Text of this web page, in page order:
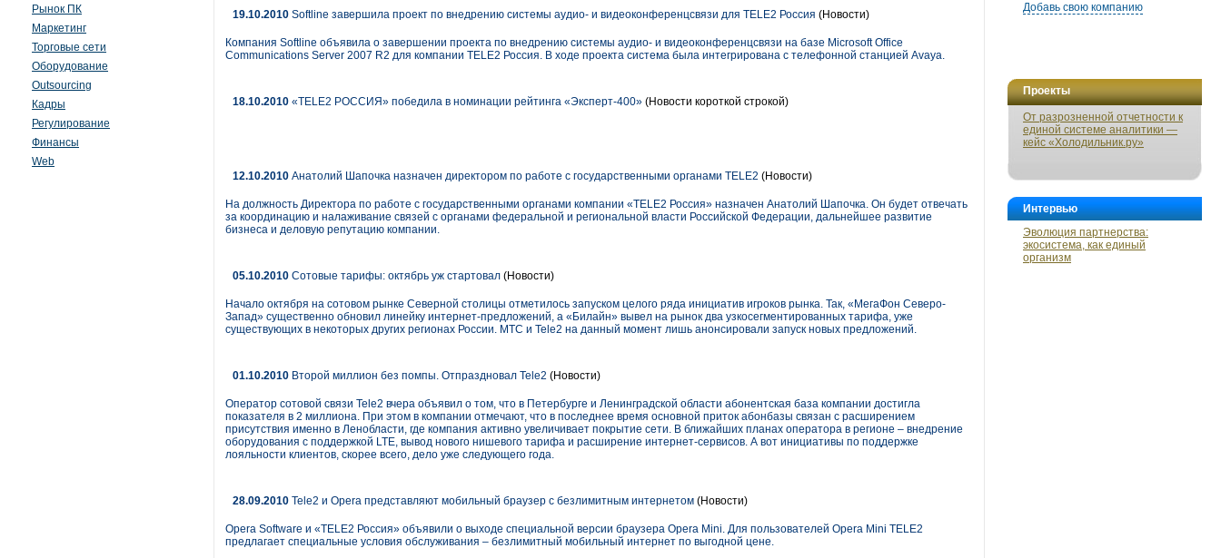
Рынок ПК
Маркетинг
Торговые сети
Оборудование
Outsourcing
Кадры
Регулирование
Финансы
Web
Добавь свою компанию
Проекты
От разрозненной отчетности к
единой системе аналитики —
кейс «Холодильник.ру»
Интервью
Эволюция партнерства:
экосистема, как единый
организм
19.10.2010 Softline завершила проект по внедрению системы аудио- и видеоконференцсвязи для TELE2 Россия (Новости)
Компания Softline объявила о завершении проекта по внедрению системы аудио- и видеоконференцсвязи на базе Microsoft Office
Communications Server 2007 R2 для компании TELE2 Россия. В ходе проекта система была интегрирована с телефонной станцией Avaya.
18.10.2010 «TELE2 РОССИЯ» победила в номинации рейтинга «Эксперт-400» (Новости короткой строкой)
12.10.2010 Анатолий Шапочка назначен директором по работе с государственными органами TELE2 (Новости)
На должность Директора по работе с государственными органами компании «TELE2 Россия» назначен Анатолий Шапочка. Он будет отвечать
за координацию и налаживание связей с органами федеральной и региональной власти Российской Федерации, дальнейшее развитие
бизнеса и деловую репутацию компании.
05.10.2010 Сотовые тарифы: октябрь уж стартовал (Новости)
Начало октября на сотовом рынке Северной столицы отметилось запуском целого ряда инициатив игроков рынка. Так, «МегаФон Северо-
Запад» существенно обновил линейку интернет-предложений, а «Билайн» вывел на рынок два узкосегментированных тарифа, уже
существующих в некоторых других регионах России. МТС и Tele2 на данный момент лишь анонсировали запуск новых предложений.
01.10.2010 Второй миллион без помпы. Отпраздновал Tele2 (Новости)
Оператор сотовой связи Tele2 вчера объявил о том, что в Петербурге и Ленинградской области абонентская база компании достигла
показателя в 2 миллиона. При этом в компании отмечают, что в последнее время основной приток абонбазы связан с расширением
присутствия именно в Ленобласти, где компания активно увеличивает покрытие сети. В ближайших планах оператора в регионе – внедрение
оборудования с поддержкой LTE, вывод нового нишевого тарифа и расширение интернет-сервисов. А вот инициативы по поддержке
лояльности клиентов, скорее всего, дело уже следующего года.
28.09.2010 Tele2 и Opera представляют мобильный браузер с безлимитным интернетом (Новости)
Opera Software и «TELE2 Россия» объявили о выходе специальной версии браузера Opera Mini. Для пользователей Opera Mini TELE2
предлагает специальные условия обслуживания – безлимитный мобильный интернет по выгодной цене.